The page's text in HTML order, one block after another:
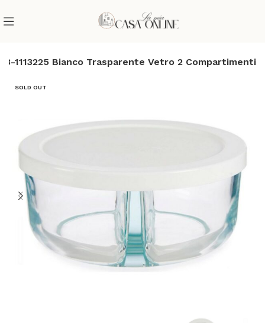
1113225 Bianco Trasparente Vetro 2 Compartimenti
SOLD OUT